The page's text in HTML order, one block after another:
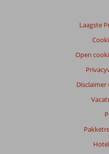
Laagste
Open